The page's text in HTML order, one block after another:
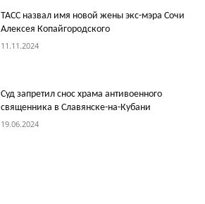
ТАСС назвал имя новой жены экс-мэра Сочи
Алексея Копайгородского
11.11.2024
Суд запретил снос храма антивоенного
священника в Славянске-на-Кубани
19.06.2024